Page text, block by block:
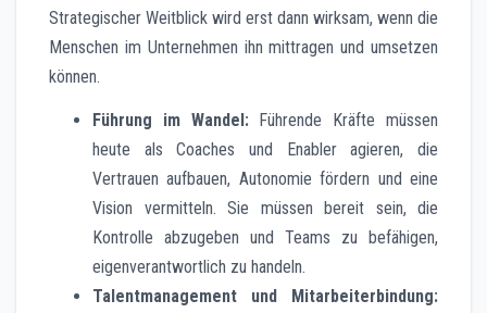
Strategischer Weitblick wird erst dann wirksam, wenn die
Menschen im Unternehmen ihn mittragen und umsetzen
können.
Führung im Wandel:Führende Kräfte müssen
heute als Coaches und Enabler agieren, die
Vertrauen aufbauen, Autonomie fördern und eine
Vision vermitteln. Sie müssen bereit sein, die
Kontrolle abzugeben und Teams zu befähigen,
eigenverantwortlich zu handeln.
Talentmanagement und Mitarbeiterbindung: